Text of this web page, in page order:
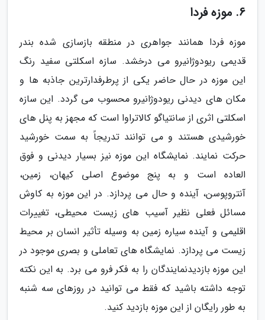
6. موزه فردا
موزه فردا همانند جواهری در منطقه بازسازی شده بندر
قدیمی ریودوژانیرو می درخشد. سازه اسکلتی سفید رنگ
این موزه در حال حاضر یکی از پرطرفدارترین جاذبه ها و
مکان های دیدنی ریودوژانیرو محسوب می گردد. این سازه
اسکلتی اثری از سانتیاگو کالاتراوا است که مجهز به پنل های
خورشیدی هستند و می توانند تدریجاً به سمت خورشید
حرکت نمایند. نمایشگاه این موزه نیز بسیار دیدنی و فوق
العاده است و به پنج موضوع اصلی کیهان، زمین،
آنتروپوسن، آینده و حال می پردازد. در این موزه به کاوش
مسائل فعلی نظیر آسیب های زیست محیطی، تغییرات
اقلیمی و آینده سیاره زمین به وسیله تأثیر انسان بر محیط
زیست می پردازد. نمایشگاه های تعاملی و بصری موجود در
این موزه بازدیدنمایندگان را به فکر فرو می برد. به این نکته
توجه داشته باشید که فقط می توانید در روزهای سه شنبه
به طور رایگان از این موزه بازدید کنید.